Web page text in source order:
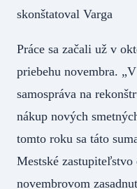
skonštatoval Varga
Práce sa začali už v
priebehu novembra.
samospráva na
nákup nových
tomto roku sa táto
Mestské
novembrovom